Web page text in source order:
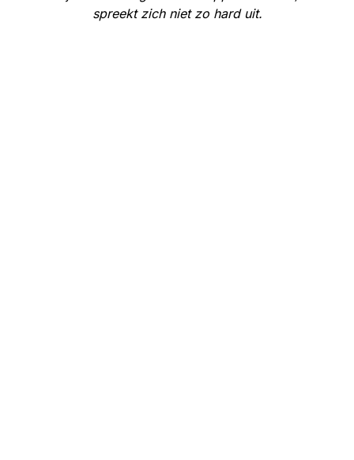
spreekt zich niet zo hard uit.